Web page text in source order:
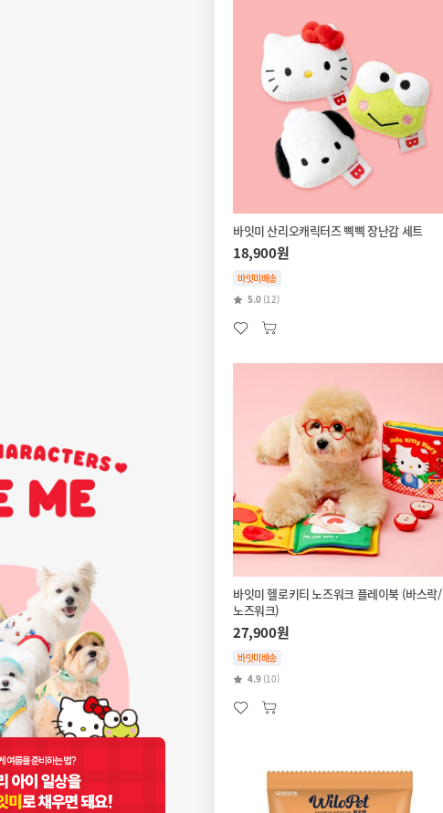
바잇미 산리오캐릭터즈 삑삑 장난감 세트
18,900원
바잇미배송
5.0 (12)
바잇미 헬로키티 노즈워크 플레이북 (바스락/
노즈워크)
27,900원
바잇미배송
4.9 (10)